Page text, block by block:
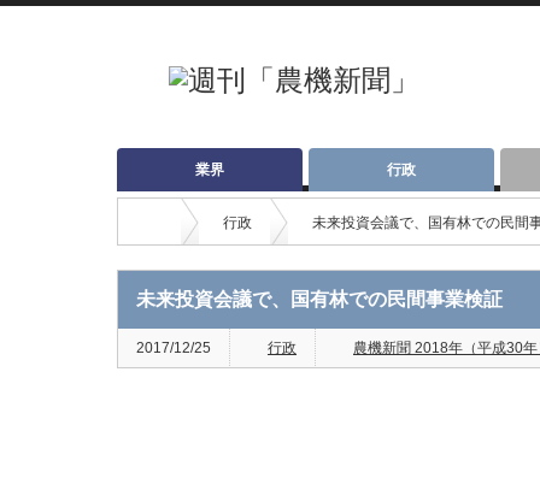
業界 行政
行政 未来投資会議で、国有林での民間
未来投資会議で、国有林での民間事業検証
2017/12/25 行政 農機新聞 2018年（平成30